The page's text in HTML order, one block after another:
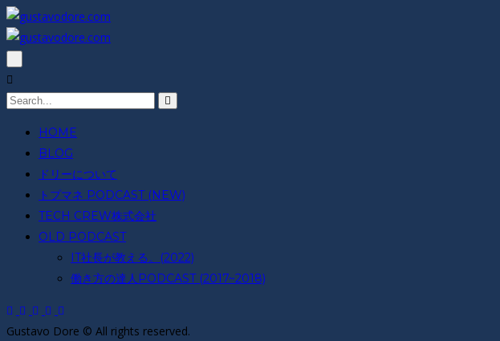
HOME
BLOG
ドリーについて
トプマネ PODCAST (NEW)
TECH CREW株式会社
OLD PODCAST
IT社長が教える。(2022)
働き方の達人PODCAST (2017~2018)
Gustavo Dore © All rights reserved.